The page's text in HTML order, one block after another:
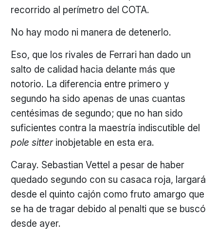
recorrido al perímetro del COTA.
No hay modo ni manera de detenerlo.
Eso, que los rivales de Ferrari han dado un
salto de calidad hacia delante más que
notorio. La diferencia entre primero y
segundo ha sido apenas de unas cuantas
centésimas de segundo; que no han sido
suficientes contra la maestría indiscutible del
pole sitterinobjetable en esta era.
Caray. Sebastian Vettel a pesar de haber
quedado segundo con su casaca roja, largará
desde el quinto cajón como fruto amargo que
se ha de tragar debido al penalti que se buscó
desde ayer.